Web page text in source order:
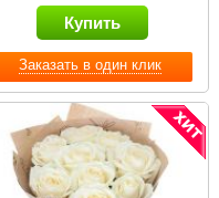
Заказать в один клик
Купить